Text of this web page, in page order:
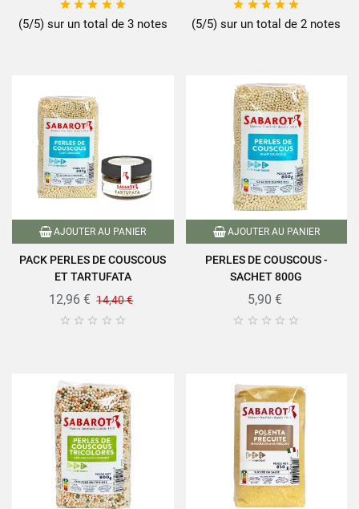
    
(5/5) sur un total de 3 notes
    
(5/5) sur un total de 2 notes
AJOUTER AU PANIER
PACK PERLES DE COUSCOUS
ET TARTUFATA
12,96 € 14,40 €
    
AJOUTER AU PANIER
PERLES DE COUSCOUS -
SACHET 800G
5,90 €
    